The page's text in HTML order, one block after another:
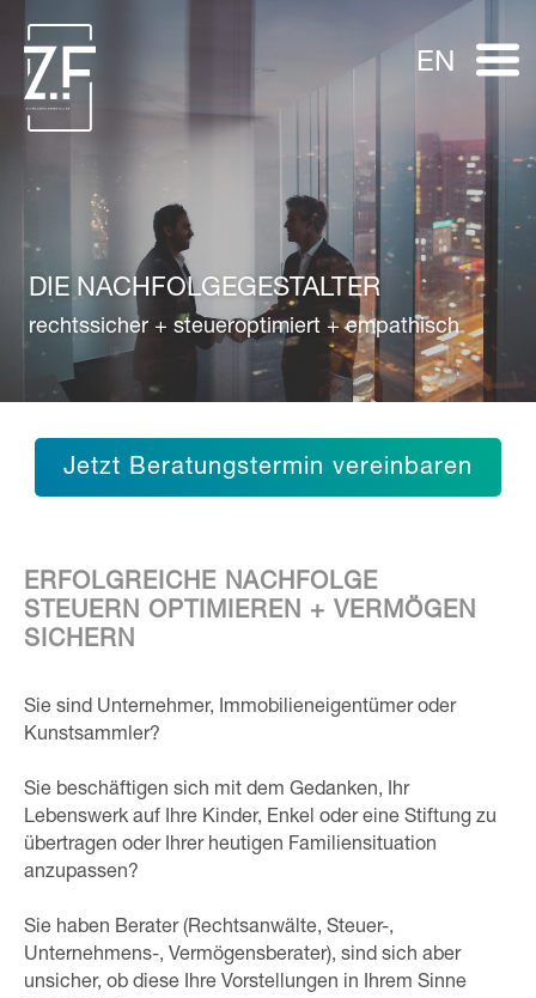
EN
DIE NACHFOLGEGESTALTER
rechtssicher + steueroptimiert + empathisch
Jetzt Beratungstermin vereinbaren
ERFOLGREICHE NACHFOLGE
STEUERN OPTIMIEREN + VERMÖGEN
SICHERN
Sie sind Unternehmer, Immobilieneigentümer oder
Kunstsammler?
Sie beschäftigen sich mit dem Gedanken, Ihr
Lebenswerk auf Ihre Kinder, Enkel oder eine Stiftung zu
übertragen oder Ihrer heutigen Familiensituation
anzupassen?
Sie haben Berater (Rechtsanwälte, Steuer-,
Unternehmens-, Vermögensberater), sind sich aber
unsicher, ob diese Ihre Vorstellungen in Ihrem Sinne